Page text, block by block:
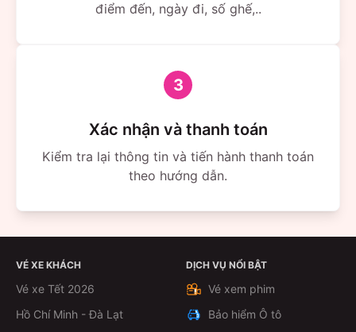
điểm đến, ngày đi, số ghế,..
3
Xác nhận và thanh toán
Kiểm tra lại thông tin và tiến hành thanh toán
theo hướng dẫn.
VÉ XE KHÁCH
Vé xe Tết 2026
Hồ Chí Minh - Đà Lạt
DỊCH VỤ NỔI BẬT
Vé xem phim
Bảo hiểm Ô tô